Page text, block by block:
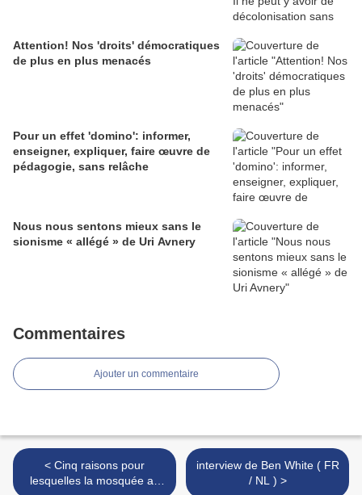
Attention! Nos 'droits' démocratiques
de plus en plus menacés
Pour un effet 'domino': informer,
enseigner, expliquer, faire œuvre de
pédagogie, sans relâche
Nous nous sentons mieux sans le
sionisme « allégé » de Uri Avnery
Commentaires
Ajouter un commentaire
< Cinq raisons pour
lesquelles la mosquée al-
interview de Ben White ( FR
/ NL ) >